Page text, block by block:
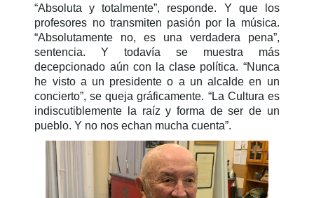
“Absoluta y totalmente”, responde. Y que los
profesores no transmiten pasión por la música.
“Absolutamente no, es una verdadera pena”,
sentencia. Y todavía se muestra más
decepcionado aún con la clase política. “Nunca
he visto a un presidente o a un alcalde en un
concierto”, se queja gráficamente. “La Cultura es
indiscutiblemente la raíz y forma de ser de un
pueblo. Y no nos echan mucha cuenta”.